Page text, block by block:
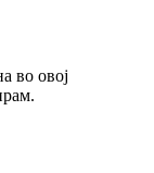
во овој